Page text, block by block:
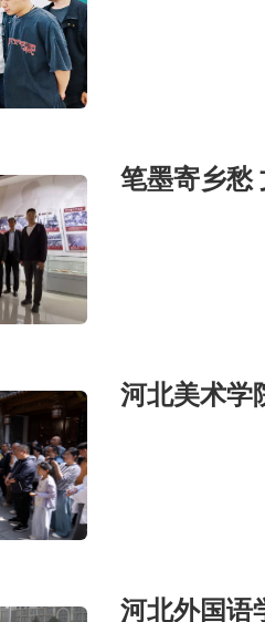
河北美术学
河北外国语